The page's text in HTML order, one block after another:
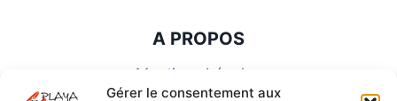
Gérer le consentement aux
A PROPOS
Mentions Légales